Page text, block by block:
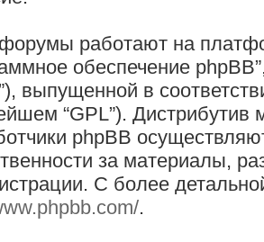
работают на
обеспечение
выпущенной в
“GPL”). Дистрибутив
phpBB
за материалы,
С более
.